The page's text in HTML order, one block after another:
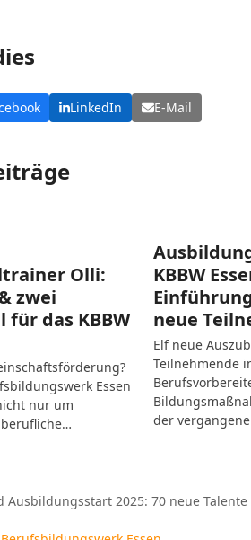
LinkedIn E-Mail
Olli:
zwei
das KBBW
Essen
nur um
KBBW
neue
Elf neue
Teilnehmende
der
Ausbildungsstart 2025: 70 neue